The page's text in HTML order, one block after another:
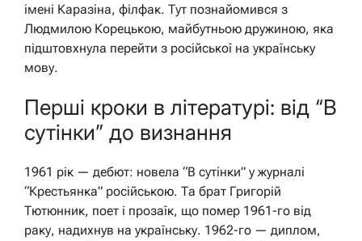
імені Каразіна, філфак. Тут познайомився з
Людмилою Корецькою, майбутньою дружиною, яка
підштовхнула перейти з російської на українську
мову.
Перші кроки в літературі: від “В
сутінки” до визнання
1961 рік — дебют: новела “В сутінки” у журналі
“Крестьянка” російською. Та брат Григорій
Тютюнник, поет і прозаїк, що помер 1961-го від
раку, надихнув на українську. 1962-го — диплом,